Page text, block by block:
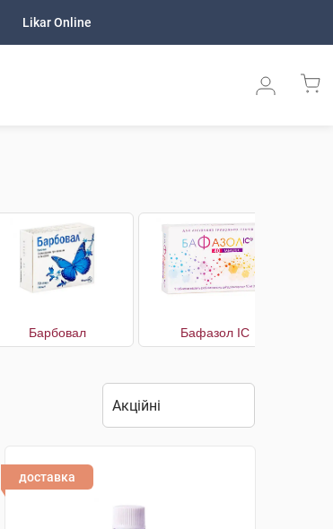
Likar Online
Барбовал Бафазол IC
доставка